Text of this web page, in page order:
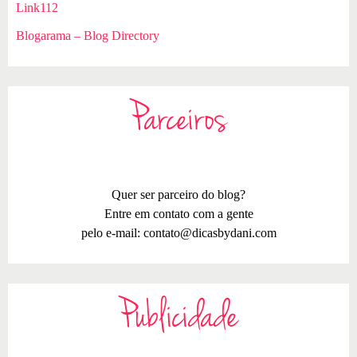
Link112
Blogarama – Blog Directory
Parceiros
Quer ser parceiro do blog?
Entre em contato com a gente
pelo e-mail: contato@dicasbydani.com
Publicidade